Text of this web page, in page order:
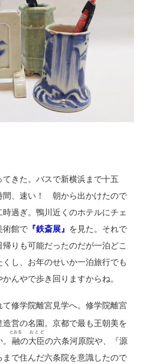
きた。バスで新横浜まで十五
間、速い！ 朝から出かけたので
過ぎ。鴨川近くのホテルにチェ
術館で 『鉄斎展』 を見た。それで
りも可能だったのだが一泊どこ
し、お年のせいか一泊旅行でも
んやで歩き回りますからね。
修学院離宮見学へ。修学院離宮
造営の名園。京都で最も王朝美を
融
とおる
の大臣
おとど
の六条河原院や、『源
で住んだ六条院を意識したので